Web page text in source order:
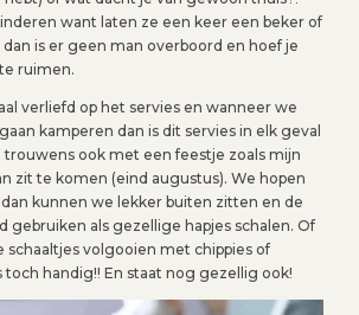
want laten ze een keer een beker of
is er geen man overboord en hoef je
ruimen.
verliefd op het servies en wanneer we
kamperen dan is dit servies in elk geval
trouwens ook met een feestje zoals mijn
zit te komen (eind augustus). We hopen
kunnen we lekker buiten zitten en de
gebruiken als gezellige hapjes schalen. Of
schaaltjes volgooien met chippies of
toch handig!! En staat nog gezellig ook!